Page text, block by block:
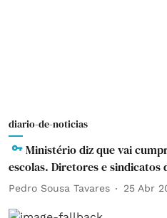
diario-de-noticias
Ministério diz que vai
escolas. Diretores e sindicatos
Pedro Sousa Tavares 25 Abr